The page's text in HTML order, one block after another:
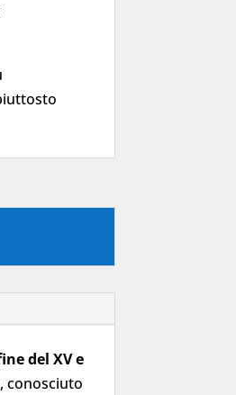
del XV e
, conosciuto